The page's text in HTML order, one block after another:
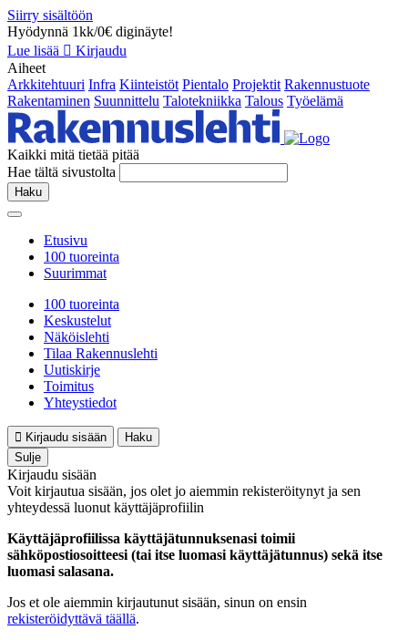
Siirry sisältöön
Hyödynnä 1kk/0€ diginäyte!
Lue lisää
Kirjaudu
Aiheet
Arkkitehtuuri Infra Kiinteistöt Pientalo Projektit Rakennustuote
Rakentaminen Suunnittelu Talotekniikka Talous Työelämä
Kaikki mitä tietää pitää
Hae tältä sivustolta
Haku
Etusivu
100 tuoreinta
Suurimmat
100 tuoreinta
Keskustelut
Näköislehti
Tilaa Rakennuslehti
Uutiskirje
Toimitus
Yhteystiedot
Kirjaudu sisään
Haku
Sulje
Kirjaudu sisään
Voit kirjautua sisään, jos olet jo aiemmin rekisteröitynyt ja sen
yhteydessä luonut käyttäjäprofiilin
Käyttäjäprofiilissa käyttäjätunnuksenasi toimii
sähköpostiosoitteesi (tai itse luomasi käyttäjätunnus) sekä itse
luomasi salasana.
Jos et ole aiemmin kirjautunut sisään, sinun on ensin
rekisteröidyttävä täällä.